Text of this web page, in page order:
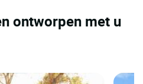
ontworpen met u